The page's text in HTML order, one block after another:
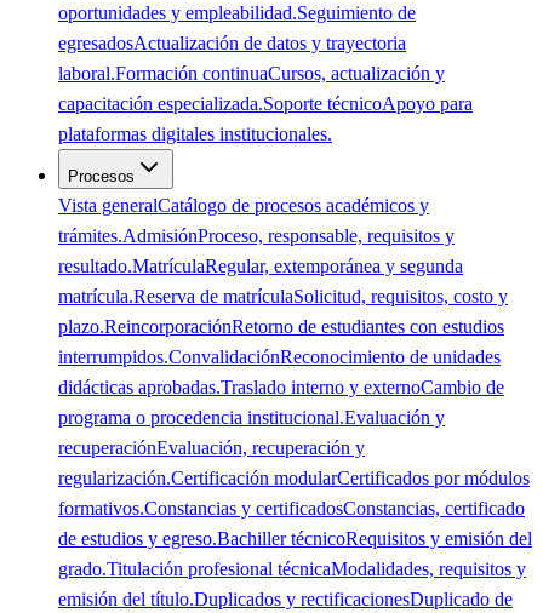
oportunidades y empleabilidad.Seguimiento de
egresadosActualización de datos y trayectoria
laboral.Formación continuaCursos, actualización y
capacitación especializada.Soporte técnicoApoyo para
plataformas digitales institucionales.
Procesos
Vista generalCatálogo de procesos académicos y
trámites.AdmisiónProceso, responsable, requisitos y
resultado.MatrículaRegular, extemporánea y segunda
matrícula.Reserva de matrículaSolicitud, requisitos, costo y
plazo.ReincorporaciónRetorno de estudiantes con estudios
interrumpidos.ConvalidaciónReconocimiento de unidades
didácticas aprobadas.Traslado interno y externoCambio de
programa o procedencia institucional.Evaluación y
recuperaciónEvaluación, recuperación y
regularización.Certificación modularCertificados por módulos
formativos.Constancias y certificadosConstancias, certificado
de estudios y egreso.Bachiller técnicoRequisitos y emisión del
grado.Titulación profesional técnicaModalidades, requisitos y
emisión del título.Duplicados y rectificacionesDuplicado de